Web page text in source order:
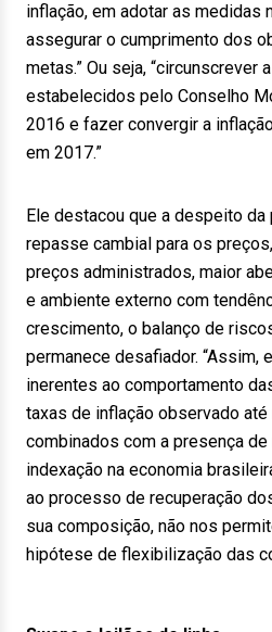
inflação, em adotar as medidas
assegurar o cumprimento dos
metas.” Ou seja, “circunscrever
estabelecidos pelo Conselho
2016 e fazer convergir a
em 2017.”
Ele destacou que a despeito
repasse cambial para os
preços administrados, maior
e ambiente externo com
crescimento, o balanço de
permanece desafiador. “Assim,
inerentes ao comportamento
taxas de inflação observado
combinados com a presença
indexação na economia
ao processo de recuperação
sua composição, não nos
hipótese de flexibilização das